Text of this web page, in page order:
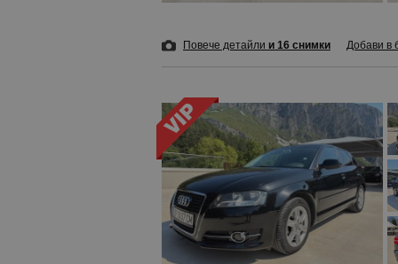
Повече детайли и 16 снимки Добави в